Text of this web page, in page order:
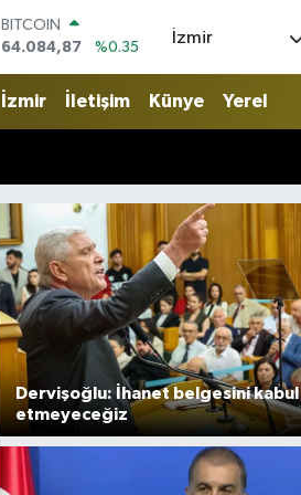
DOLAR
47,5760
%0.1
55,0126
%0.29
BİST100
13.647
BITCOIN
64.084,87
%0.35
İzmir
İzmir İletişim Künye Yerel
Dervişoğlu: İhanet belgesini kabul
etmeyeceğiz